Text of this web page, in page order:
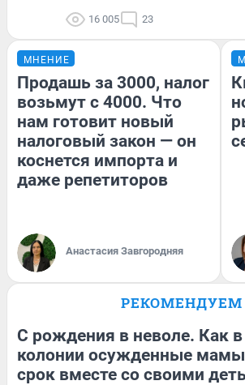
16 005 23
МНЕНИЕ
Продашь за 3000, налог
возьмут с 4000. Что
нам готовит новый
налоговый закон — он
коснется импорта и
даже репетиторов
Анастасия Завгородняя
РЕКОМЕНДУЕМ
С рождения в неволе. Как в
колонии осужденные
срок вместе со своими